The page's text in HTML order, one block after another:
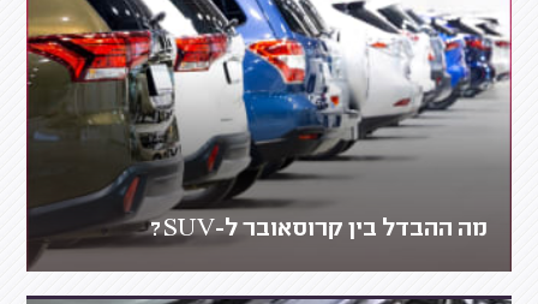
מה ההבדל בין קרוסאובר ל-SUV?